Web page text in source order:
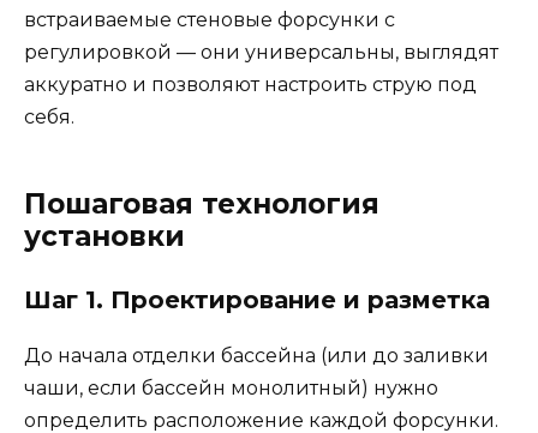
встраиваемые стеновые форсунки с
регулировкой — они универсальны, выглядят
аккуратно и позволяют настроить струю под
себя.
Пошаговая технология
установки
Шаг 1. Проектирование и разметка
До начала отделки бассейна (или до заливки
чаши, если бассейн монолитный) нужно
определить расположение каждой форсунки.